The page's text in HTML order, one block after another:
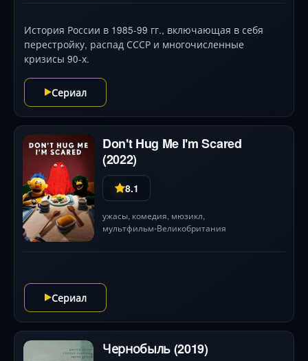
История России в 1985-99 гг., включающая в себя
перестройку, распад СССР и многочисленные
кризисы 90-х.
Сериал
Don't Hug Me I'm Scared
(2022)
8.1
ужасы, комедия, мюзикл,
мультфильм•Великобритания
Сериал
Чернобыль (2019)